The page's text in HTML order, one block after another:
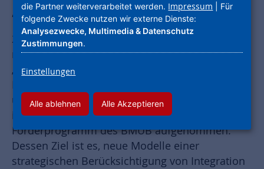
„Arrival City“: Der Hintergrund
2016 hatte sich die Stadt Hanau in Kooperation
mit der ProjektStadt für das Projekt
„Stadtentwicklung und Migration“ der
und wurde mit „Arrival City Hanau. Ankommen
in der Metropolregion gestalten“ in das
Förderprogramm des BMUB aufgenommen.
Dessen Ziel ist es, neue Modelle einer
strategischen Berücksichtigung von Integration
die Partner weiterverarbeitet werden. Impressum | Für
folgende Zwecke nutzen wir externe Dienste:
Analysezwecke, Multimedia & Datenschutz
Zustimmungen.
Einstellungen
Alle ablehnen Alle Akzeptieren